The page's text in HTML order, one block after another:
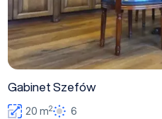
Gabinet Szefów
20 m2 6